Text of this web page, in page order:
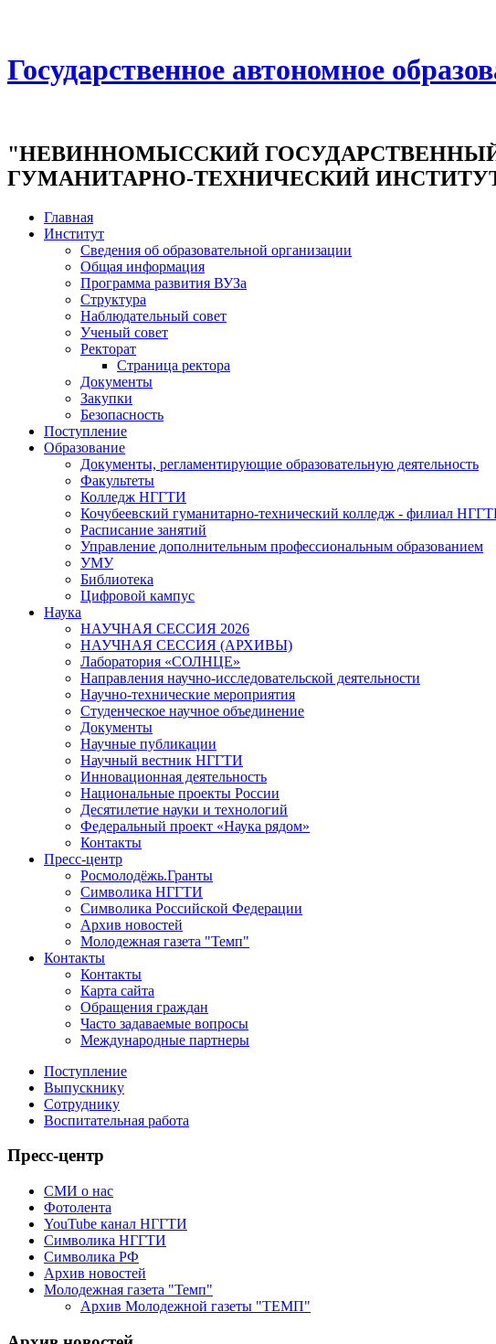
Государственное автономное
"НЕВИННОМЫССКИЙ
ГУМАНИТАРНО-ТЕХНИЧЕСКИЙ
Главная
Институт
Сведения об образовательной организации
Общая информация
Программа развития ВУЗа
Структура
Наблюдательный совет
Ученый совет
Ректорат
Страница ректора
Документы
Закупки
Безопасность
Поступление
Образование
Документы, регламентирующие образовательную деятельность
Факультеты
Колледж НГГТИ
Кочубеевский гуманитарно-технический колледж - филиал
Расписание занятий
Управление дополнительным профессиональным образованием
УМУ
Библиотека
Цифровой кампус
Наука
НАУЧНАЯ СЕССИЯ 2026
НАУЧНАЯ СЕССИЯ (АРХИВЫ)
Лаборатория «СОЛНЦЕ»
Направления научно-исследовательской деятельности
Научно-технические мероприятия
Студенческое научное объединение
Документы
Научные публикации
Научный вестник НГГТИ
Инновационная деятельность
Национальные проекты России
Десятилетие науки и технологий
Федеральный проект «Наука рядом»
Контакты
Пресс-центр
Росмолодёжь.Гранты
Символика НГГТИ
Символика Российской Федерации
Архив новостей
Молодежная газета "Темп"
Контакты
Контакты
Карта сайта
Обращения граждан
Часто задаваемые вопросы
Международные партнеры
Поступление
Выпускнику
Сотруднику
Воспитательная работа
Пресс-центр
СМИ о нас
Фотолента
YouTube канал НГГТИ
Символика НГГТИ
Символика РФ
Архив новостей
Молодежная газета "Темп"
Архив Молодежной газеты "ТЕМП"